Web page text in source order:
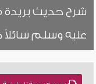
شرح حديث بريدة
عليه وسلم سائلاً